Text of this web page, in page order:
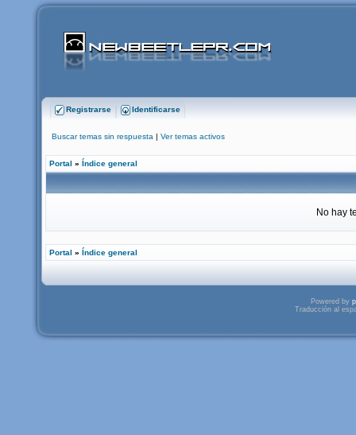
Registrarse Identificarse
Buscar temas sin respuesta | Ver temas activos
Portal » Índice general
No hay
Portal » Índice general
Powered by
Traducción al